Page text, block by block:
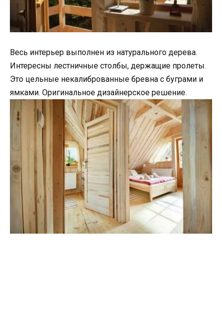
Весь интерьер выполнен из натурального дерева.
Интересны лестничные столбы, держащие пролеты.
Это цельные некалиброванные бревна с буграми и
ямками. Оригинальное дизайнерское решение.